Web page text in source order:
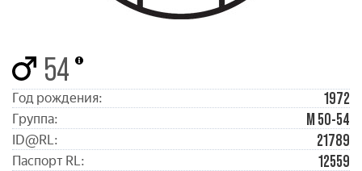
54
Год рождения: 1972
Группа: М 50-54
ID@RL: 21789
Паспорт RL: 12559